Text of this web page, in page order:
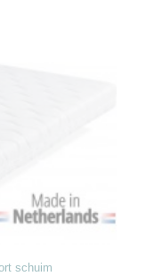
schuim